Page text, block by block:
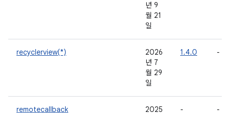
년 9
월 21
일
recyclerview(*)
2026
년 7
월 29
일
1.4.0 -
remotecallback
2025
- -